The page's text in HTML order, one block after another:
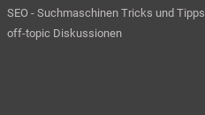
SEO - Suchmaschinen Tricks und Tipps
off-topic Diskussionen